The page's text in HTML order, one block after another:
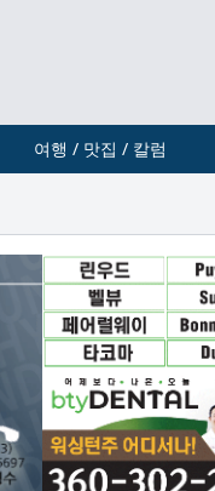
여행 / 맛집 / 칼럼